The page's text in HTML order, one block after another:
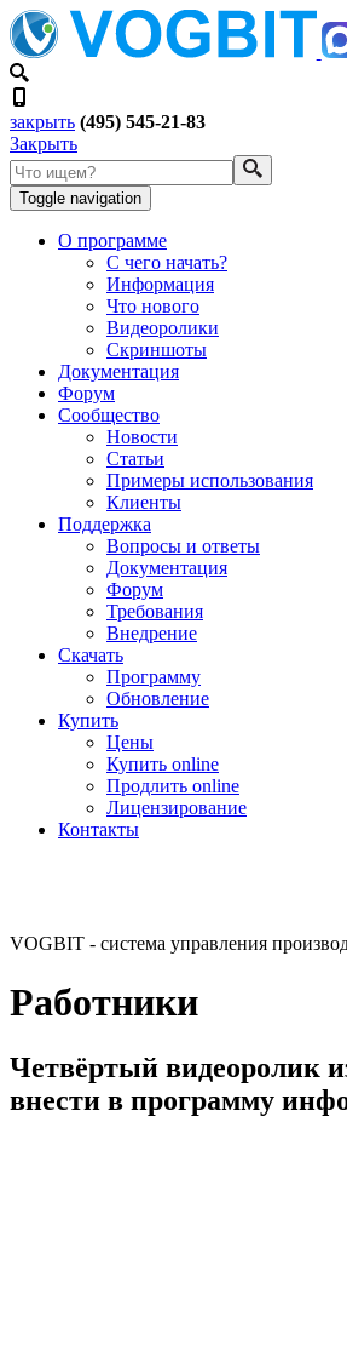
закрыть (495) 545-21-83
Закрыть
Toggle navigation
О программе
С чего начать?
Информация
Что нового
Видеоролики
Скриншоты
Документация
Форум
Сообщество
Новости
Статьи
Примеры использования
Клиенты
Поддержка
Вопросы и ответы
Документация
Форум
Требования
Внедрение
Скачать
Программу
Обновление
Купить
Цены
Купить online
Продлить online
Лицензирование
Контакты
VOGBIT - система управления
Работники
Четвёртый видеоролик
внести в программу